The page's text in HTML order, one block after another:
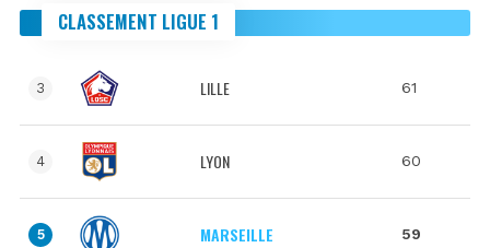
CLASSEMENT LIGUE 1
3 LILLE 61
4 LYON 60
5 MARSEILLE 59